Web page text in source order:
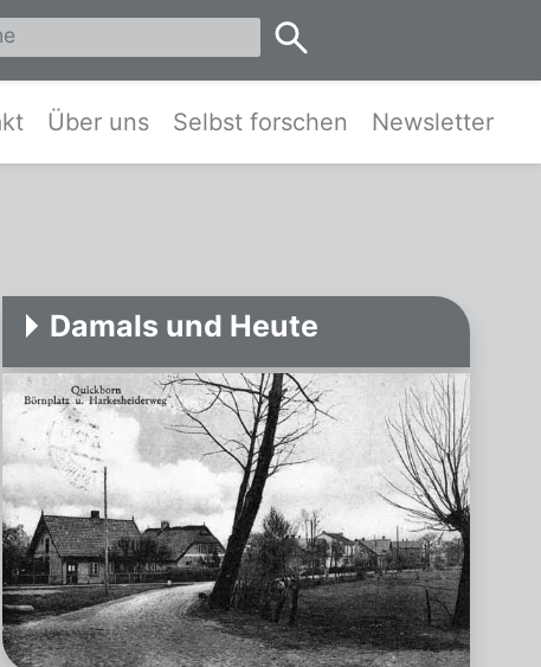
Pinneberg und Umgebung
Über uns Selbst forschen Newsletter
Damals und Heute